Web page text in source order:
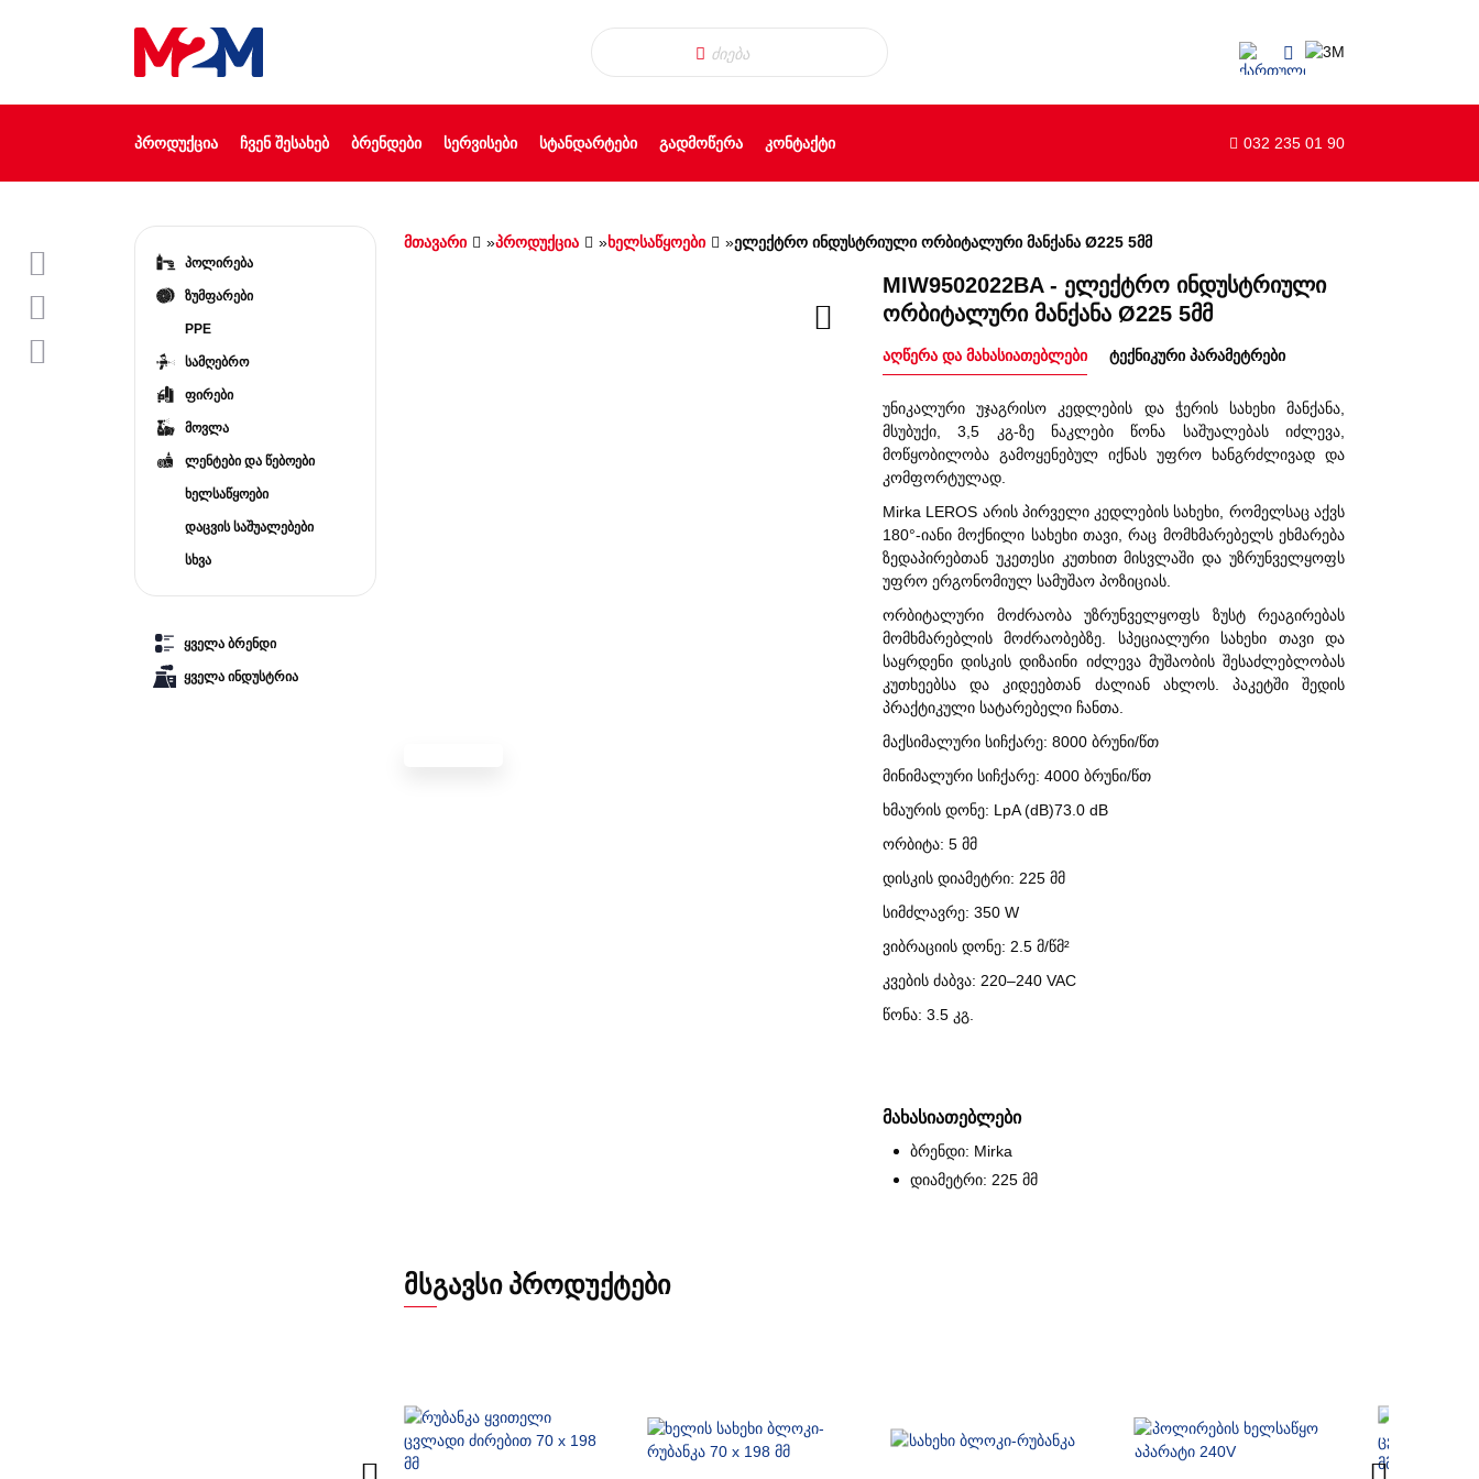
ᲞᲠᲝᲓᲣᲥᲪᲘᲐ ᲩᲕᲔᲜ ᲨᲔᲡᲐᲮᲔᲑ ᲑᲠᲔᲜᲓᲔᲑᲘ ᲡᲔᲠᲕᲘᲡᲔᲑᲘ ᲡᲢᲐᲜᲓᲐᲠᲢᲔᲑᲘ ᲒᲐᲓᲛᲝᲬᲔᲠᲐ ᲙᲝᲜᲢᲐᲥᲢᲘ 032 235 01 90
პოლირება
ზუმფარები
PPE
სამღებრო
ფირები
მოვლა
ლენტები და წებოები
ხელსაწყოები
დაცვის საშუალებები
სხვა
ყველა ბრენდი
ყველა ინდუსტრია
მთავარი »პროდუქცია »ხელსაწყოები »ელექტრო ინდუსტრიული ორბიტალური მანქანა Ø225 5მმ
MIW9502022BA - ელექტრო ინდუსტრიული
ორბიტალური მანქანა Ø225 5მმ
აღწერა და მახასიათებლები ტექნიკური პარამეტრები
უნიკალური უჯაგრისო კედლების და ჭერის სახეხი მანქანა,
მსუბუქი, 3,5 კგ-ზე ნაკლები წონა საშუალებას იძლევა,
მოწყობილობა გამოყენებულ იქნას უფრო ხანგრძლივად და
კომფორტულად.
Mirka LEROS არის პირველი კედლების სახეხი, რომელსაც აქვს
180°-იანი მოქნილი სახეხი თავი, რაც მომხმარებელს ეხმარება
ზედაპირებთან უკეთესი კუთხით მისვლაში და უზრუნველყოფს
უფრო ერგონომიულ სამუშაო პოზიციას.
ორბიტალური მოძრაობა უზრუნველყოფს ზუსტ რეაგირებას
მომხმარებლის მოძრაობებზე. სპეციალური სახეხი თავი და
საყრდენი დისკის დიზაინი იძლევა მუშაობის შესაძლებლობას
კუთხეებსა და კიდეებთან ძალიან ახლოს. პაკეტში შედის
პრაქტიკული სატარებელი ჩანთა.
მაქსიმალური სიჩქარე: 8000 ბრუნი/წთ
მინიმალური სიჩქარე: 4000 ბრუნი/წთ
ხმაურის დონე: LpA (dB)73.0 dB
ორბიტა: 5 მმ
დისკის დიამეტრი: 225 მმ
სიმძლავრე: 350 W
ვიბრაციის დონე: 2.5 მ/წმ²
კვების ძაბვა: 220–240 VAC
წონა: 3.5 კგ.
მახასიათებლები
ბრენდი: Mirka
დიამეტრი: 225 მმ
ᲛᲡᲒᲐᲕᲡᲘ ᲞᲠᲝᲓᲣᲥᲢᲔᲑᲘ